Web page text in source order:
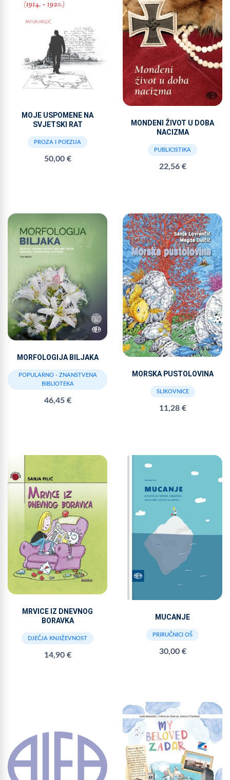
MOJE USPOMENE NA
SVJETSKI RAT
PROZA I POEZIJA
50,00 €
MONDENI ŽIVOT U DOBA
NACIZMA
PUBLICISTIKA
22,56 €
MORFOLOGIJA BILJAKA
POPULARNO - ZNANSTVENA
BIBLIOTEKA
46,45 €
MORSKA PUSTOLOVINA
SLIKOVNICE
11,28 €
MRVICE IZ DNEVNOG
BORAVKA
DJEČJA KNJIŽEVNOST
14,90 €
MUCANJE
PRIRUČNICI OŠ
30,00 €